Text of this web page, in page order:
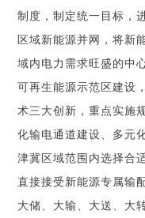
制度，制定统一目标，
区域新能源并网，将新
域内电力需求旺盛的中
可再生能源示范区建设
术三大创新，重点实施
化输电通道建设、多元
津冀区域范围内选择合
直接接受新能源专属输
大储、大输、大送、大